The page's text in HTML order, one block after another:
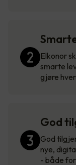
Elkonor
smarte
gjøre
God
God
nye,
- både